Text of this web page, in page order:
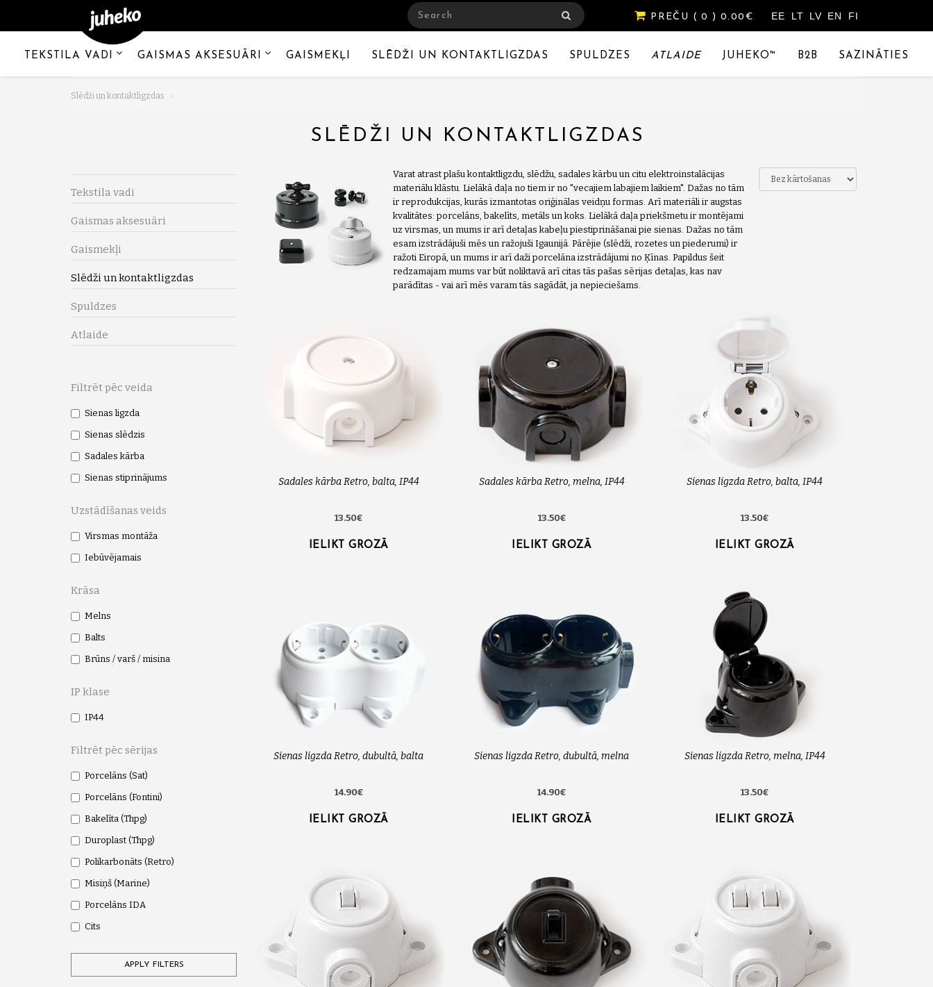
EE LT LV EN FI
PREČU ( 0 ) 0.00€
TEKSTILA VADI GAISMAS AKSESUĀRI GAISMEKĻI SLĒDŽI UN KONTAKTLIGZDAS SPULDZES ATLAIDE JUHEKO™ B2B SAZINĀTIES
Slēdži un kontaktligzdas
Tekstila vadi
Gaismas aksesuāri
Gaismekļi
Slēdži un kontaktligzdas
Spuldzes
Atlaide
Filtrēt pēc veida
Sienas ligzda
Sienas slēdzis
Sadales kārba
Sienas stiprinājums
Uzstādīšanas veids
Virsmas montāža
Iebūvējamais
Krāsa
Melns
Balts
Brūns / varš / misina
IP klase
IP44
Filtrēt pēc sērijas
Porcelāns (Sat)
Porcelāns (Fontini)
Bakelīta (Thpg)
Duroplast (Thpg)
Polikarbonāts (Retro)
Misiņš (Marine)
Porcelāns IDA
Cits
APPLY FILTERS
SLĒDŽI UN KONTAKTLIGZDAS
Varat atrast plašu kontaktligzdu, slēdžu, sadales kārbu un citu elektroinstalācijas
materiālu klāstu. Lielākā daļa no tiem ir no "vecajiem labajiem laikiem". Dažas no tām
ir reprodukcijas, kurās izmantotas oriģinālas veidņu formas. Arī materiāli ir augstas
kvalitātes: porcelāns, bakelīts, metāls un koks. Lielākā daļa priekšmetu ir montējami
uz virsmas, un mums ir arī detaļas kabeļu piestiprināšanai pie sienas. Dažas no tām
esam izstrādājuši mēs un ražojuši Igaunijā. Pārējie (slēdži, rozetes un piederumi) ir
ražoti Eiropā, un mums ir arī daži porcelāna izstrādājumi no Ķīnas. Papildus šeit
redzamajam mums var būt noliktavā arī citas tās pašas sērijas detaļas, kas nav
parādītas - vai arī mēs varam tās sagādāt, ja nepieciešams.
Sadales kārba Retro, balta, IP44
13.50€
IELIKT GROZĀ
Sadales kārba Retro, melna, IP44
13.50€
IELIKT GROZĀ
Sienas ligzda Retro, balta, IP44
13.50€
IELIKT GROZĀ
Sienas ligzda Retro, dubultā, balta
14.90€
IELIKT GROZĀ
Sienas ligzda Retro, dubultā, melna
14.90€
IELIKT GROZĀ
Sienas ligzda Retro, melna, IP44
13.50€
IELIKT GROZĀ